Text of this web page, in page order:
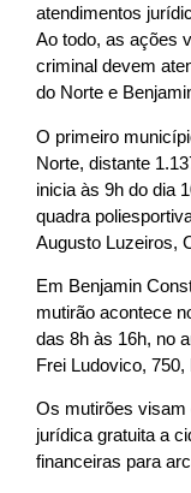
atendimentos
Ao todo, as ações
criminal devem
do Norte e
O primeiro
Norte, distante
inicia às 9h do dia
quadra
Augusto Luzeiros,
Em Benjamin
mutirão acontece
das 8h às 16h, no
Frei Ludovico,
Os mutirões visam
jurídica gratuita a
financeiras para